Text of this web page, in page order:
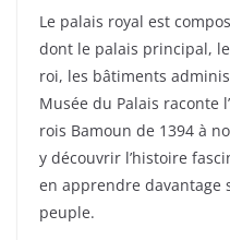
Le palais royal est
dont le palais principal,
roi, les bâtiments
Musée du Palais raconte
rois Bamoun de 1394 à
y découvrir l’histoire
en apprendre davantage
peuple.